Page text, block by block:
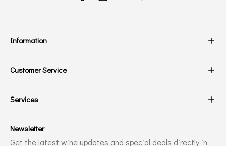
Information
Customer Service
Services
Newsletter
Get the latest wine updates and special deals directly in